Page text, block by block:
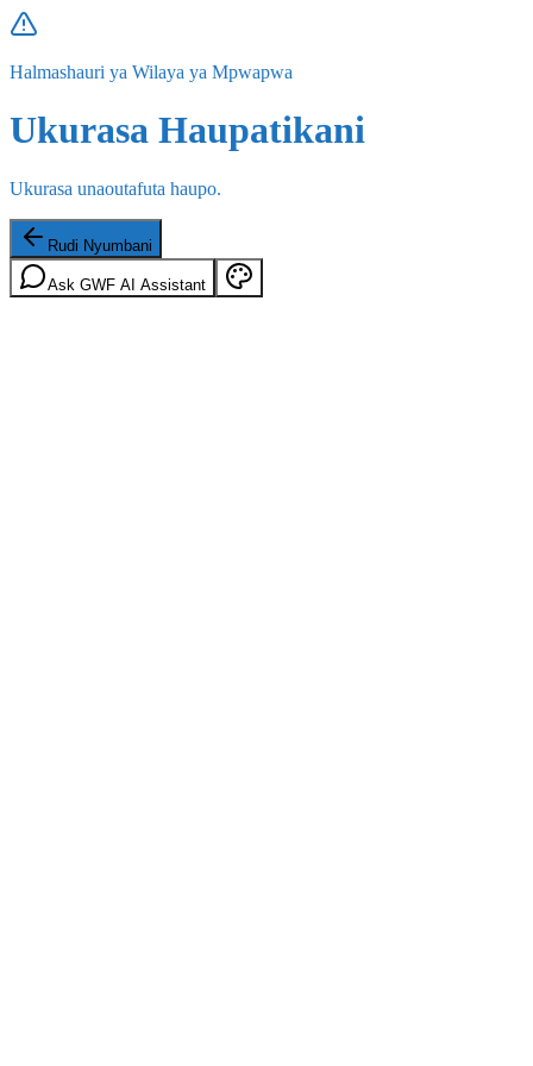
Halmashauri ya Wilaya ya Mpwapwa
Ukurasa Haupatikani
Ukurasa unaoutafuta haupo.
Rudi Nyumbani
Ask GWF AI Assistant